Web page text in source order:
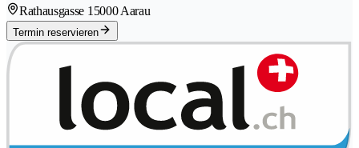
Rathausgasse 1 5000 Aarau
Termin reservieren